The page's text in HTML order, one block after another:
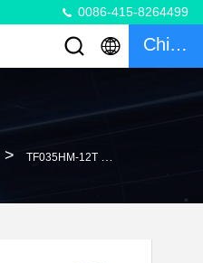
0086-415-8264499
Chiacchierata
> TF035HM-12T Hyundai Elantra Engine Tractor Turbo 4D56TI Engine 49135-04121 28200-4A201